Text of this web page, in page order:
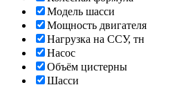
Модель шасси
Мощность двигателя
Нагрузка на ССУ, тн
Насос
Объём цистерны
Шасси